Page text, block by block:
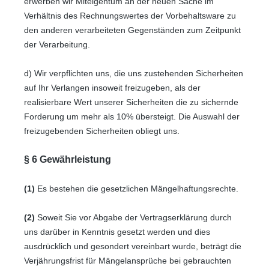
Verhältnis des Rechnungswertes der Vorbehaltsware zu
den anderen verarbeiteten Gegenständen zum Zeitpunkt
der Verarbeitung.
d) Wir verpflichten uns, die uns zustehenden Sicherheiten
auf Ihr Verlangen insoweit freizugeben, als der
realisierbare Wert unserer Sicherheiten die zu sichernde
Forderung um mehr als 10% übersteigt. Die Auswahl der
freizugebenden Sicherheiten obliegt uns.
§ 6 Gewährleistung
(1) Es bestehen die gesetzlichen Mängelhaftungsrechte.
(2) Soweit Sie vor Abgabe der Vertragserklärung durch
uns darüber in Kenntnis gesetzt werden und dies
ausdrücklich und gesondert vereinbart wurde, beträgt die
Verjährungsfrist für Mängelansprüche bei gebrauchten